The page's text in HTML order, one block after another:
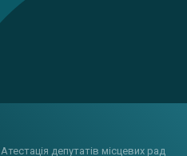
депутатів місцевих рад